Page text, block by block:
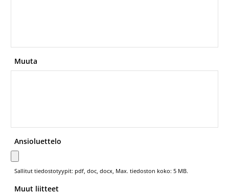
Muuta
Ansioluettelo
Sallitut tiedostotyypit: pdf, doc, docx, Max. tiedoston koko: 5 MB.
Muut liitteet